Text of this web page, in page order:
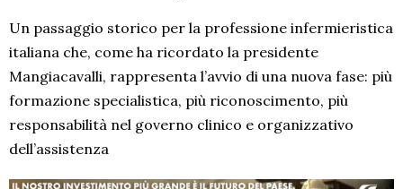
Un passaggio storico per la professione infermieristica
italiana che, come ha ricordato la presidente
Mangiacavalli, rappresenta l’avvio di una nuova fase: più
formazione specialistica, più riconoscimento, più
responsabilità nel governo clinico e organizzativo
dell’assistenza